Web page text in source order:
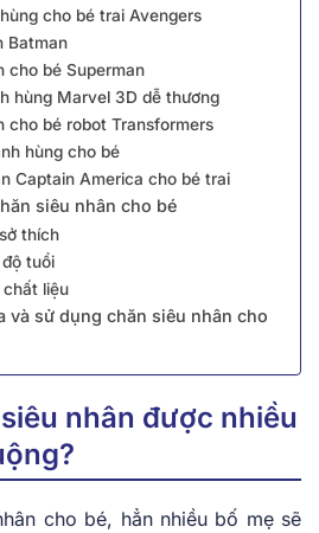
cho bé trai Avengers
Batman
cho bé Superman
hùng Marvel 3D dễ thương
cho bé robot Transformers
hùng cho bé
Captain America cho bé trai
siêu nhân cho bé
thích
tuổi
liệu
và sử dụng chăn siêu nhân cho
nhân được nhiều
cho bé, hẳn nhiều bố mẹ sẽ